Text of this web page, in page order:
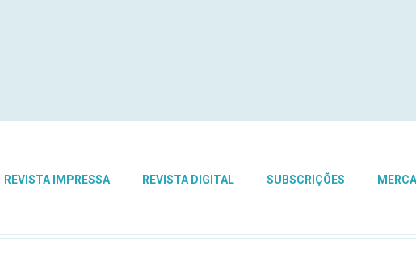
REVISTA IMPRESSA REVISTA DIGITAL SUBSCRIÇÕES